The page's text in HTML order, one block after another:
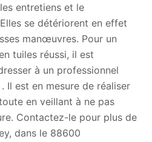
entretiens et le
se détériorent en effet
manœuvres. Pour un
tuiles réussi, il est
à un professionnel
Il est en mesure de réaliser
en veillant à ne pas
Contactez-le pour plus de
dans le 88600